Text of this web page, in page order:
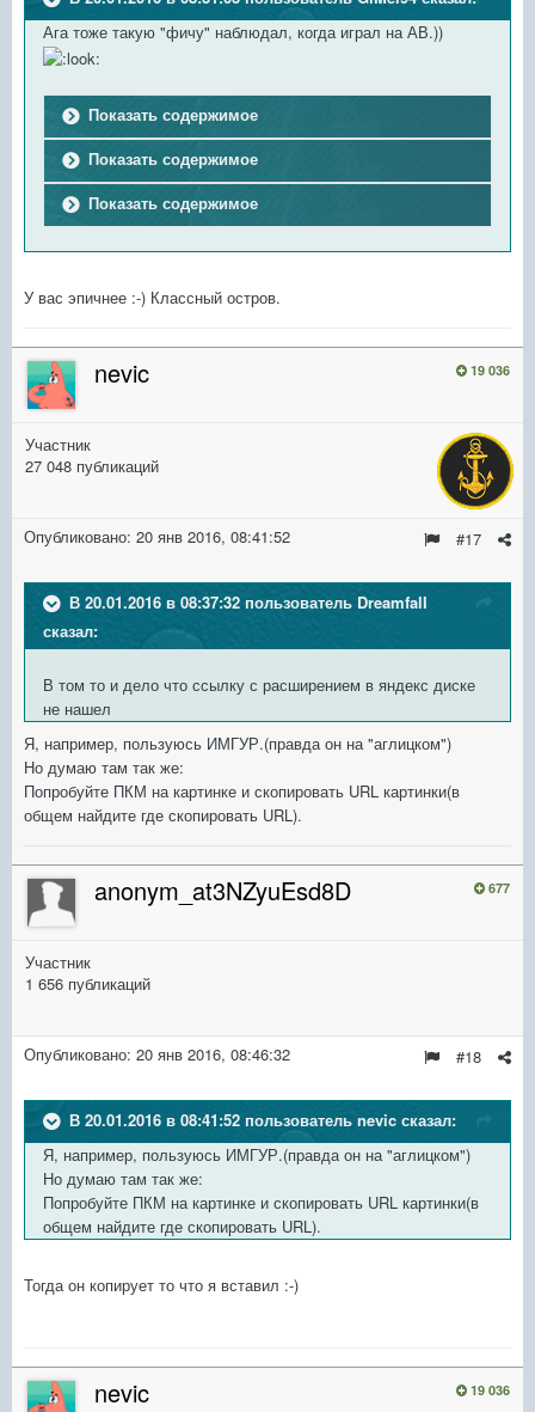
Ага тоже такую "фичу" наблюдал, когда играл на АВ.))
Показать содержимое
Показать содержимое
Показать содержимое
У вас эпичнее :-) Классный остров.
19 036
nevic
Участник
27 048 публикаций
#17
Опубликовано: 20 янв 2016, 08:41:52
В 20.01.2016 в 08:37:32 пользователь DreamfalI
сказал:
В том то и дело что ссылку с расширением в яндекс диске
не нашел
Я, например, пользуюсь ИМГУР.(правда он на "аглицком")
Но думаю там так же:
Попробуйте ПКМ на картинке и скопировать URL картинки(в
общем найдите где скопировать URL).
677
anonym_at3NZyuEsd8D
Участник
1 656 публикаций
#18
Опубликовано: 20 янв 2016, 08:46:32
В 20.01.2016 в 08:41:52 пользователь nevic сказал:
Я, например, пользуюсь ИМГУР.(правда он на "аглицком")
Но думаю там так же:
Попробуйте ПКМ на картинке и скопировать URL картинки(в
общем найдите где скопировать URL).
Тогда он копирует то что я вставил :-)
19 036
nevic